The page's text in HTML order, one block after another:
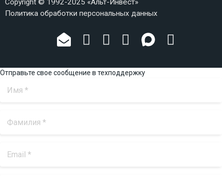
Copyright © 1992-2025 «Альт-Инвест»
Политика обработки персональных данных
Отправьте свое сообщение в техподдержку